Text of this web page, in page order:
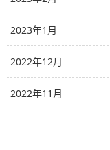
2023年1月
2022年12月
2022年11月